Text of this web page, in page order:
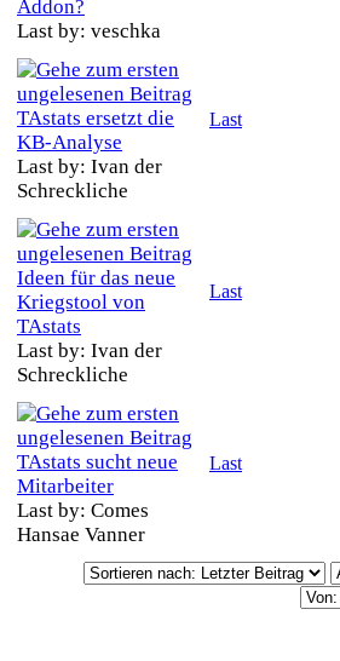
Addon?
Last by: veschka
TAstats ersetzt die
KB-Analyse
Last by: Ivan der
Schreckliche
Last
Ideen für das neue
Kriegstool von
TAstats
Last by: Ivan der
Schreckliche
Last
TAstats sucht neue
Mitarbeiter
Last by: Comes
Hansae Vanner
Last